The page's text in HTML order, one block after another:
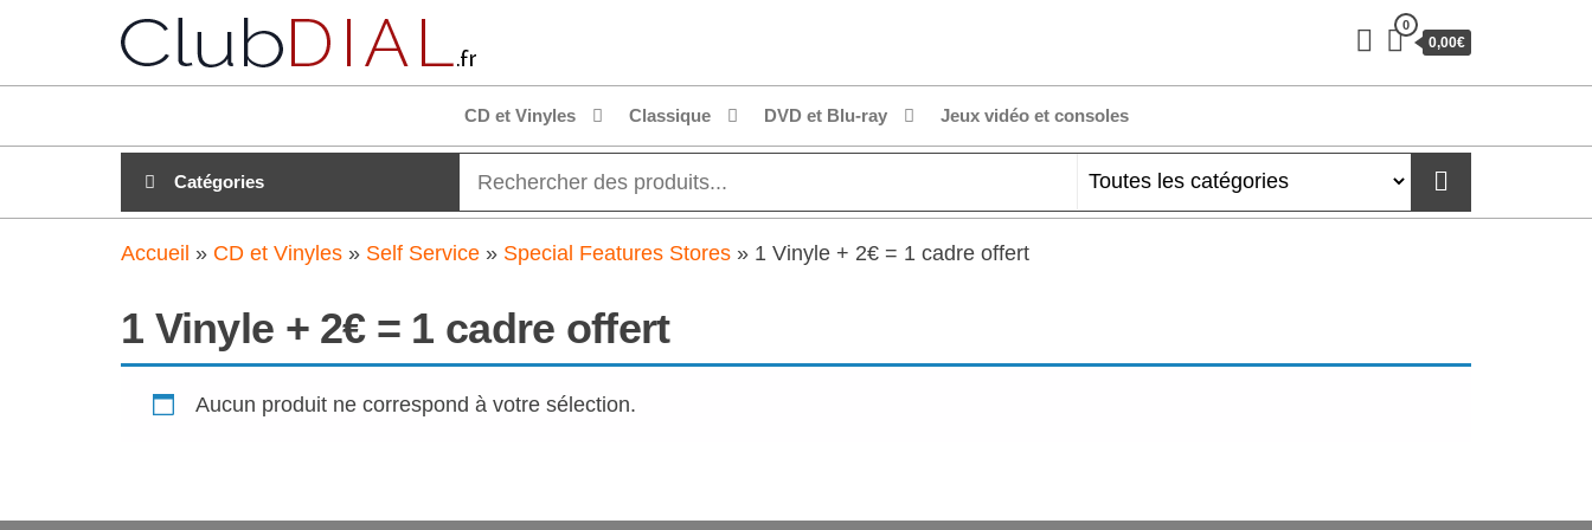
contenu
0
0,00€
CD et Vinyles Classique DVD et Blu-ray Jeux vidéo et consoles
Catégories
Accueil » CD et Vinyles » Self Service » Special Features Stores » 1 Vinyle + 2€ = 1 cadre offert
1 Vinyle + 2€ = 1 cadre offert
Aucun produit ne correspond à votre sélection.